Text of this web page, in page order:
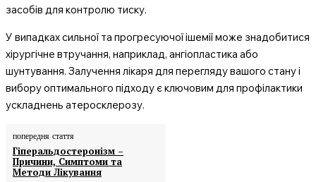
засобів для контролю тиску.
У випадках сильної та прогресуючої ішемії може знадобитися
хірургічне втручання, наприклад, ангіопластика або
шунтування. Залучення лікаря для перегляду вашого стану і
вибору оптимального підходу є ключовим для профілактики
ускладнень атеросклерозу.
попередня стаття
Гіперальдостеронізм –
Причини, Симптоми та
Методи Лікування